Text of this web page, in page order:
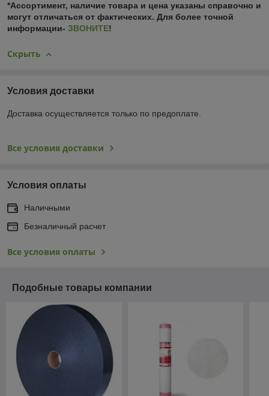
*Ассортимент, наличие товара и цена указаны справочно и
могут отличаться от фактических. Для более точной
информации- ЗВОНИТЕ!
Скрыть
Условия доставки
Доставка осуществляется только по предоплате.
Все условия доставки
Условия оплаты
Наличными
Безналичный расчет
Все условия оплаты
Подобные товары компании